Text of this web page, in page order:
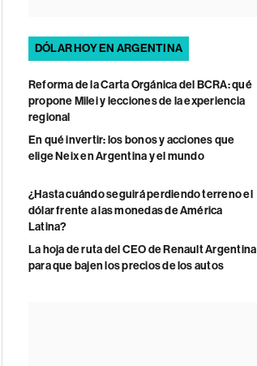
DÓLAR HOY EN ARGENTINA
Reforma de la Carta Orgánica del BCRA: qué
propone Milei y lecciones de la experiencia
regional
En qué invertir: los bonos y acciones que
elige Neix en Argentina y el mundo
¿Hasta cuándo seguirá perdiendo terreno el
dólar frente a las monedas de América
Latina?
La hoja de ruta del CEO de Renault Argentina
para que bajen los precios de los autos